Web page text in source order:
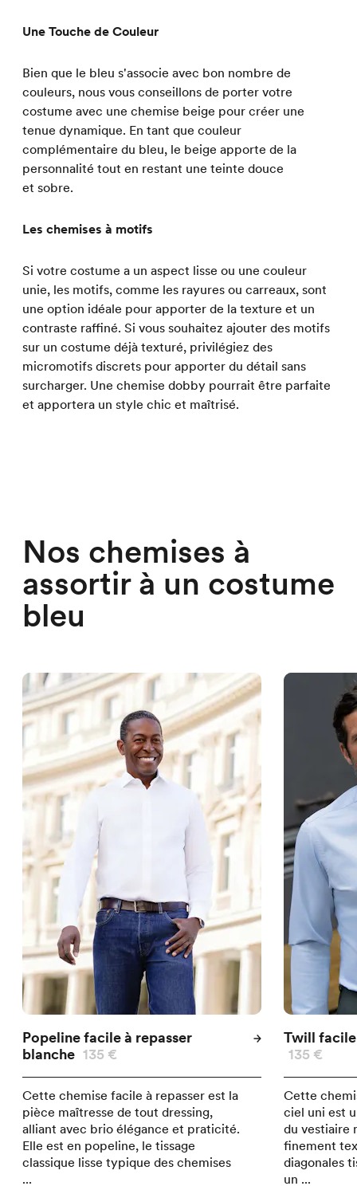
Une Touche de Couleur
Bien que le bleu s'associe avec bon nombre de
couleurs, nous vous conseillons de porter votre
costume avec une chemise beige pour créer une
tenue dynamique. En tant que couleur
complémentaire du bleu, le beige apporte de la
personnalité tout en restant une teinte douce
et sobre.
Les chemises à motifs
Si votre costume a un aspect lisse ou une couleur
unie, les motifs, comme les rayures ou carreaux, sont
une option idéale pour apporter de la texture et un
contraste raffiné. Si vous souhaitez ajouter des motifs
sur un costume déjà texturé, privilégiez des
micromotifs discrets pour apporter du détail sans
surcharger. Une chemise dobby pourrait être parfaite
et apportera un style chic et maîtrisé.
Nos chemises à
assortir à un costume
bleu
Popeline facile à repasser
blanche 135 €
Cette chemise facile à repasser est la
pièce maîtresse de tout dressing,
alliant avec brio élégance et praticité.
Elle est en popeline, le tissage
classique lisse typique des chemises
...
Twill facile
135 €
Cette
ciel uni est
du vestiaire
finement
diagonales
un ...